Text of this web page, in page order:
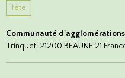
fête
Communauté
Trinquet, 21200 BEAUNE 21